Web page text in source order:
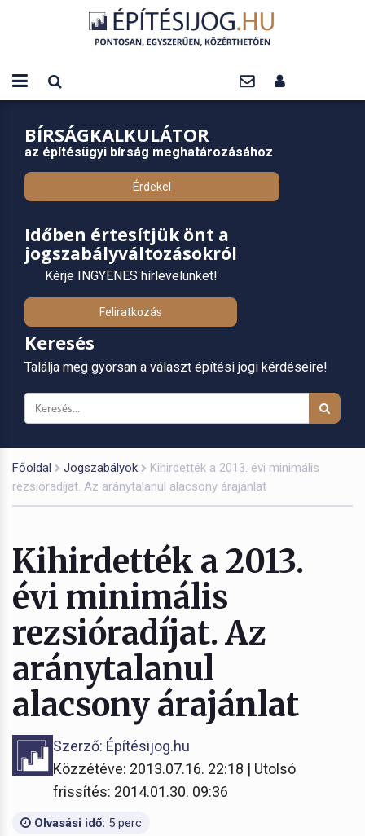
BÍRSÁGKALKULÁTOR
az építésügyi bírság meghatározásához
Érdekel
Időben értesítjük önt a
jogszabályváltozásokról
Kérje INGYENES hírlevelünket!
Feliratkozás
Keresés
Találja meg gyorsan a választ építési jogi kérdéseire!
Főoldal Jogszabályok
Kihirdették a 2013. évi minimális
rezsióradíjat. Az aránytalanul alacsony árajánlat
Kihirdették a 2013.
évi minimális
rezsióradíjat. Az
aránytalanul
alacsony árajánlat
Szerző: Építésijog.hu
Közzétéve: 2013.07.16. 22:18 | Utolsó
frissítés: 2014.01.30. 09:36
Olvasási idő: 5 perc